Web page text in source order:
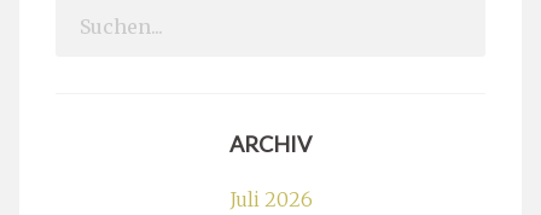
Search
ARCHIV
Juli 2026